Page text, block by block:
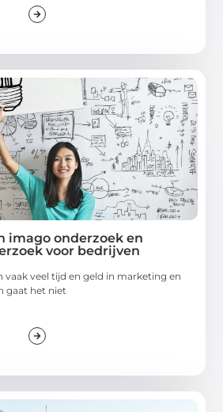
imago onderzoek en
voor bedrijven
vaak veel tijd en geld in marketing en
gaat het niet